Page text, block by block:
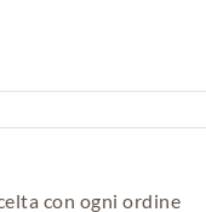
con ogni ordine